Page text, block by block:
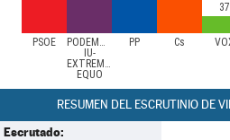
PSOE
PODEMOS-
IU-
EXTREMEÑOS-
EQUO
PP Cs
37
RESUMEN DEL ESCRUTINIO DE
Escrutado: